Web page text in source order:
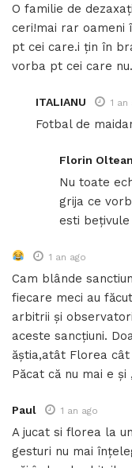
O familie de
ceri!mai rar oameni
pt cei care.i țin în
vorba pt cei care
ITALIANU 1 an
Fotbal de
Florin
Nu toate
grija ce
esti bețivule
1 an ago
Cam blânde
fiecare meci au
arbitrii și
aceste sancțiuni.
ăștia,atât Florea
Păcat că nu mai e și
Paul 1 an ago
A jucat si florea la
gesturi nu mai